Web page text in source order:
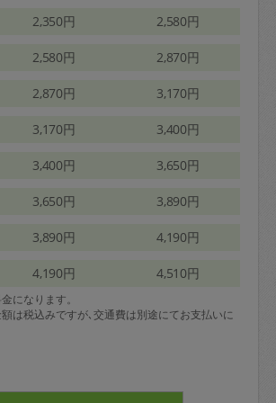
2,350円 2,580円
2,580円 2,870円
2,870円 3,170円
3,170円 3,400円
3,400円 3,650円
3,650円 3,890円
3,890円 4,190円
4,190円 4,510円
になります。
は税込みですが､交通費は別途にてお支払いに